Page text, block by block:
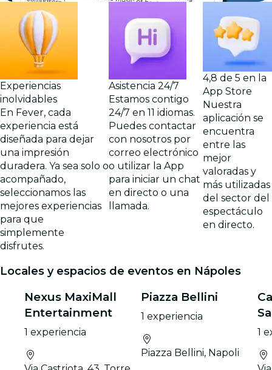
Experiencias
inolvidables
En Fever, cada
experiencia está
diseñada para dejar
una impresión
duradera. Ya sea solo o
acompañado,
seleccionamos las
mejores experiencias
para que
simplemente
disfrutes.
Asistencia 24/7
Estamos contigo
24/7 en 11 idiomas.
Puedes contactar
con nosotros por
correo electrónico
o utilizar la App
para iniciar un chat
en directo o una
llamada.
4,8 de 5 en la
App Store
Nuestra
aplicación se
encuentra
entre las
mejor
valoradas y
más utilizadas
del sector del
espectáculo
en directo.
Locales y espacios de eventos en Nápoles
Nexus MaxiMall
Entertainment
1 experiencia
Piazza Bellini
1 experiencia
Piazza Bellini, Napoli
1